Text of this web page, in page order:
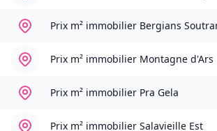
Prix m² immobilier Bergians
Prix m² immobilier Montagne d'Ars
Prix m² immobilier Pra Gela
Prix m² immobilier Salavieille Est